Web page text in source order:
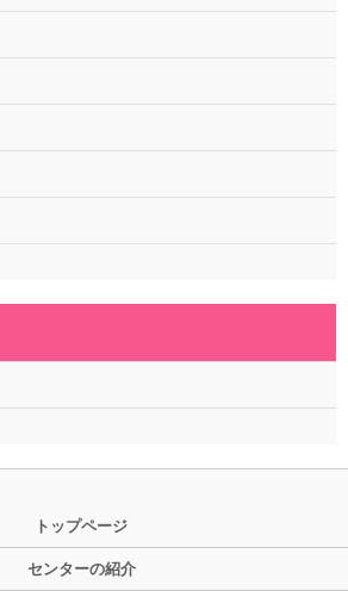
トップページ
センターの紹介